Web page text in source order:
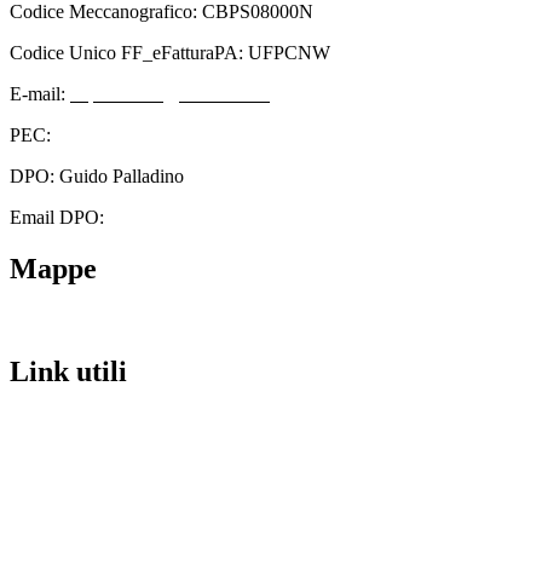
Codice Meccanografico: CBPS08000N
Codice Unico FF_eFatturaPA: UFPCNW
E-mail:
PEC:
DPO: Guido Palladino
Email DPO:
Mappe
Link utili